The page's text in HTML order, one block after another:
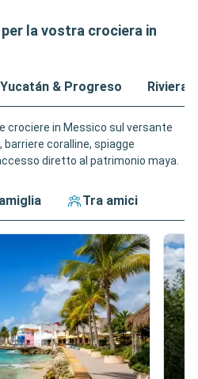
la vostra crociera in
Yucatán & Progreso Riviera
crociere in Messico sul versante
coralline, spiagge
diretto al patrimonio maya.
Tra amici